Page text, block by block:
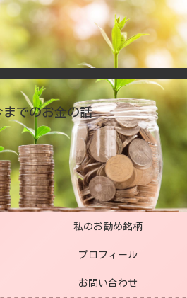
までのお金の話
私のお勧め銘柄
プロフィール
お問い合わせ